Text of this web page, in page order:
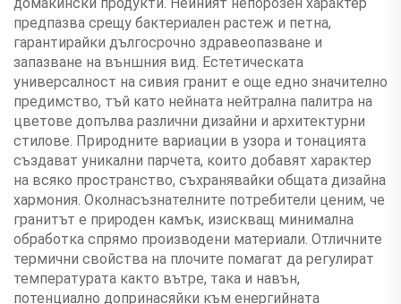
предпазва срещу бактериален растеж и петна,
гарантирайки дългосрочно здравеопазване и
запазване на външния вид. Естетическата
универсалност на сивия гранит е още едно значително
предимство, тъй като нейната нейтрална палитра на
цветове допълва различни дизайни и архитектурни
стилове. Природните вариации в узора и тонацията
създават уникални парчета, които добавят характер
на всяко пространство, съхранявайки общата дизайна
хармония. Околнасъзнателните потребители ценим, че
гранитът е природен камък, изискващ минимална
обработка спрямо производени материали. Отличните
термични свойства на плочите помагат да регулират
температурата както вътре, така и навън,
потенциално допринасяйки към енергийната